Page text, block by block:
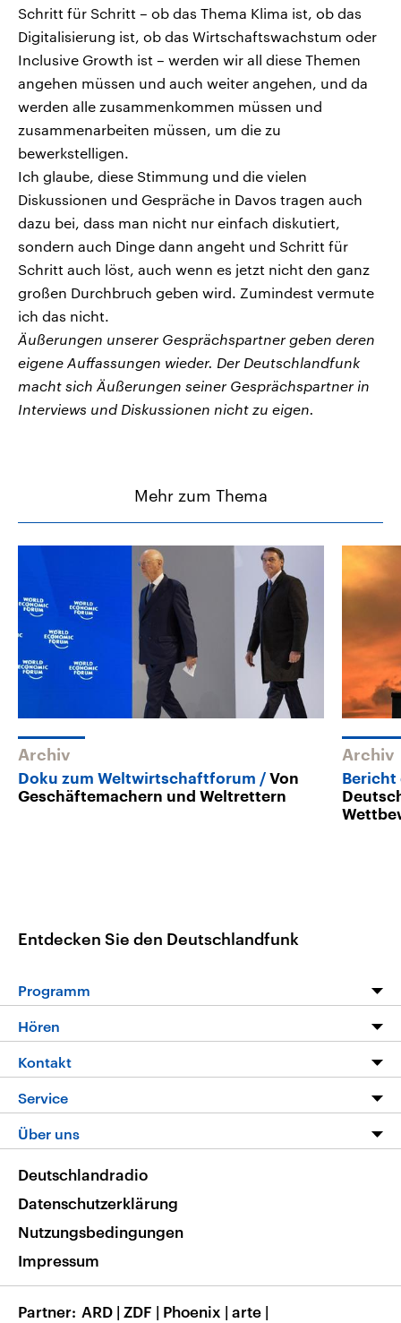
Schritt für Schritt – ob das Thema Klima ist, ob das
Digitalisierung ist, ob das Wirtschaftswachstum oder
Inclusive Growth ist – werden wir all diese Themen
angehen müssen und auch weiter angehen, und da
werden alle zusammenkommen müssen und
zusammenarbeiten müssen, um die zu
bewerkstelligen.
Ich glaube, diese Stimmung und die vielen
Diskussionen und Gespräche in Davos tragen auch
dazu bei, dass man nicht nur einfach diskutiert,
sondern auch Dinge dann angeht und Schritt für
Schritt auch löst, auch wenn es jetzt nicht den ganz
großen Durchbruch geben wird. Zumindest vermute
ich das nicht.
Äußerungen unserer Gesprächspartner geben deren
eigene Auffassungen wieder. Der Deutschlandfunk
macht sich Äußerungen seiner Gesprächspartner in
Interviews und Diskussionen nicht zu eigen.
Mehr zum Thema
Archiv
Doku zum Weltwirtschaftforum
Von
Geschäftemachern und Weltrettern
Archiv
Entdecken Sie den Deutschlandfunk
Programm
Programm
Die Nachrichten
Nachrichtenleicht
Neue Beiträge auf dlf.de
Hören
Livestream
Podcasts
Deutschlandfunk App
Nachrichten App
Frequenzen
Kontakt
Hörerservice
Service
FAQ
Veranstaltungen
Musikliste
RSS
Über uns
Barrierefreiheit
Deutschlandradio
Datenschutzerklärung
Nutzungsbedingungen
Impressum
Partner ARD | ZDF | Phoenix | arte |